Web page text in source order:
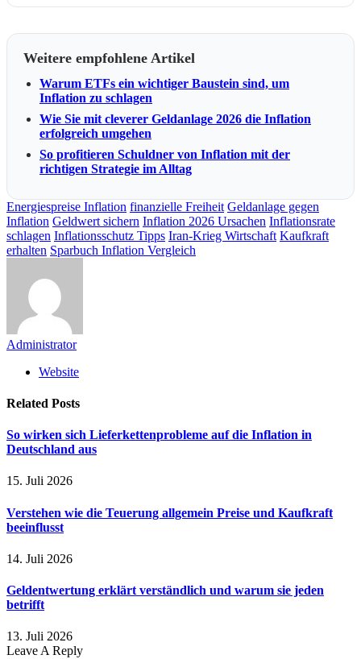
Weitere empfohlene Artikel
Warum ETFs ein wichtiger Baustein sind, um
Inflation zu schlagen
Wie Sie mit cleverer Geldanlage 2026 die Inflation
erfolgreich umgehen
So profitieren Schuldner von Inflation mit der
richtigen Strategie im Alltag
Energiespreise Inflation finanzielle Freiheit Geldanlage gegen
Inflation Geldwert sichern Inflation 2026 Ursachen Inflationsrate
schlagen Inflationsschutz Tipps Iran-Krieg Wirtschaft Kaufkraft
erhalten Sparbuch Inflation Vergleich
Administrator
Website
Related Posts
So wirken sich Lieferkettenprobleme auf die Inflation in
Deutschland aus
15. Juli 2026
Verstehen wie die Teuerung allgemein Preise und Kaufkraft
beeinflusst
14. Juli 2026
Geldentwertung erklärt verständlich und warum sie jeden
betrifft
13. Juli 2026
Leave A Reply